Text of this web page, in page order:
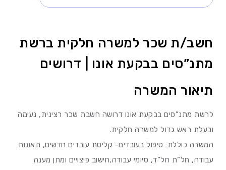
חשב/ת שכר למשרה חלקית ברשת
מתנ”סים בבקעת אונו | דרושים
תיאור המשרה
לרשת מתנ”סים בבקעת אונו דרושה חשבת שכר רצינית, נעימה
ובעלת ראש גדול למשרה חלקית.
המשרה כוללת: טיפול בעובדים- קליטת עובדים חדשים, תאונות
עבודה, חל”ת חל”ד, סיומי עבודה,חישוב פיצויים ומתן מענה